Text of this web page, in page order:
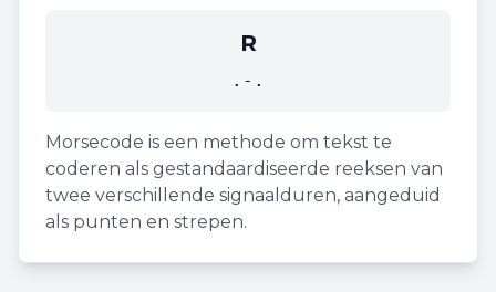
R
.-.
Morsecode is een methode om tekst te
coderen als gestandaardiseerde reeksen van
twee verschillende signaalduren, aangeduid
als punten en strepen.